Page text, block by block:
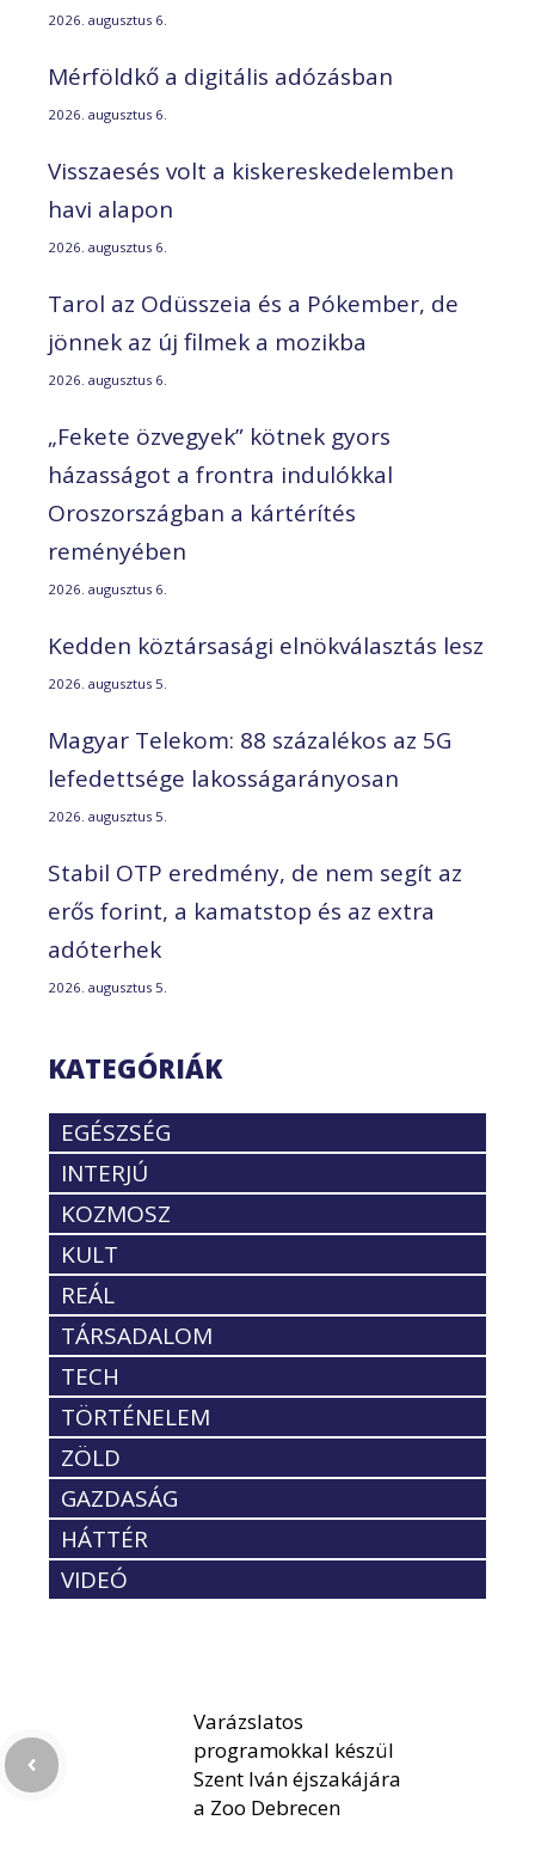
2026. augusztus 6.
Mérföldkő a digitális adózásban
2026. augusztus 6.
Visszaesés volt a kiskereskedelemben
havi alapon
2026. augusztus 6.
Tarol az Odüsszeia és a Pókember, de
jönnek az új filmek a mozikba
2026. augusztus 6.
„Fekete özvegyek” kötnek gyors
házasságot a frontra indulókkal
Oroszországban a kártérítés
reményében
2026. augusztus 6.
Kedden köztársasági elnökválasztás lesz
2026. augusztus 5.
Magyar Telekom: 88 százalékos az 5G
lefedettsége lakosságarányosan
2026. augusztus 5.
Stabil OTP eredmény, de nem segít az
erős forint, a kamatstop és az extra
adóterhek
2026. augusztus 5.
KATEGÓRIÁK
EGÉSZSÉG
INTERJÚ
KOZMOSZ
KULT
REÁL
TÁRSADALOM
TECH
TÖRTÉNELEM
ZÖLD
GAZDASÁG
HÁTTÉR
VIDEÓ
Varázslatos
programokkal készül
Szent Iván éjszakájára
a Zoo Debrecen